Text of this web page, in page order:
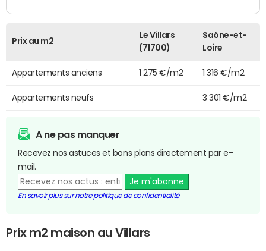
Prix au m2
Le Villars
(71700)
Saône-et-
Loire
Appartements anciens 1 275 €/m2 1 316 €/m2
Appartements neufs 3 301 €/m2
A ne pas manquer
Recevez nos astuces et bons plans directement par e-
mail.
Je m'abonne
En savoir plus sur notre politique de confidentialité
Prix m2 maison au Villars